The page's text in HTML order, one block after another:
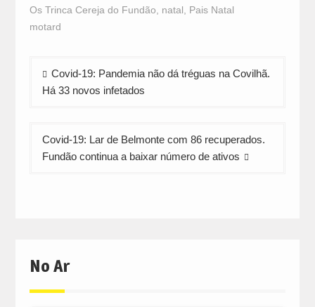
Os Trinca Cereja do Fundão
natal
Pais Natal
motard
Navegação
de
Covid-19: Pandemia não dá tréguas na Covilhã.
Há 33 novos infetados
Covid-19: Lar de Belmonte com 86 recuperados.
Fundão continua a baixar número de ativos
No Ar